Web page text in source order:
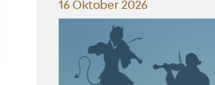
16 Oktober 2026